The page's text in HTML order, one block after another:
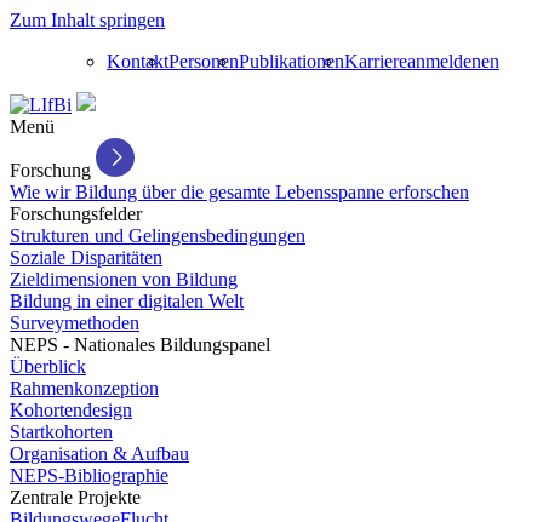
Zum Inhalt springen
KontaktPersonenPublikationenKarriereanmeldenen
Menü
Forschung
Wie wir Bildung über die gesamte Lebensspanne erforschen
Forschungsfelder
Strukturen und Gelingensbedingungen
Soziale Disparitäten
Zieldimensionen von Bildung
Bildung in einer digitalen Welt
Surveymethoden
NEPS - Nationales Bildungspanel
Überblick
Rahmenkonzeption
Kohortendesign
Startkohorten
Organisation & Aufbau
NEPS-Bibliographie
Zentrale Projekte